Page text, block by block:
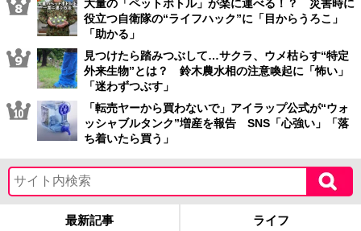
大量の「ペットボトル」が楽に運べる！？ 災害時に
役立つ自衛隊の“ライフハック”に「目からうろこ」
「助かる」
見つけたら踏みつぶして…サクラ、ウメ枯らす“特定
外来生物”とは？ 鈴木農水相の注意喚起に「怖い」
「迷わずつぶす」
「転売ヤーから買わないで」アイラップ公式が“ウォ
ッシャブルタンク”増産を報告 SNS「心強い」「落
ち着いたら買う」
最新記事 ライフ